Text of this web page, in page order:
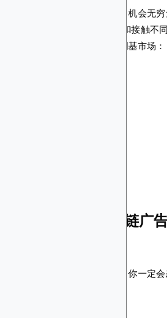
在区块链广告上投放广告时，机会无
台在 Web3 生态系统中定位和接触不
通过区块链广告推广的一些利基市场：
为什么要使用区块链广
如果你把钱花在市场营销上，你一定